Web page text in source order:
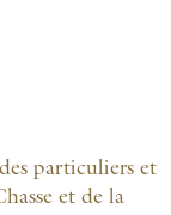
particuliers et
et de la